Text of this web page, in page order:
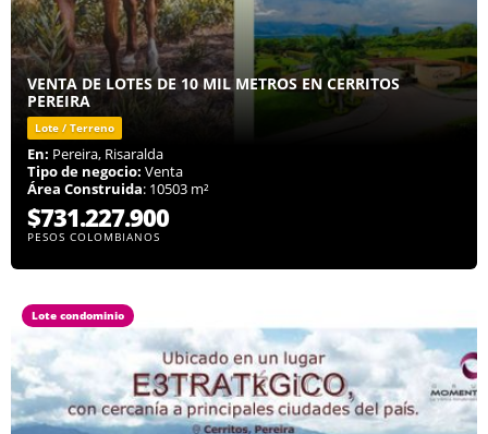
VENTA DE LOTES DE 10 MIL METROS EN CERRITOS
PEREIRA
Lote / Terreno
En: Pereira, Risaralda
Tipo de negocio: Venta
Área Construida: 10503 m²
$731.227.900
PESOS COLOMBIANOS
Lote condominio